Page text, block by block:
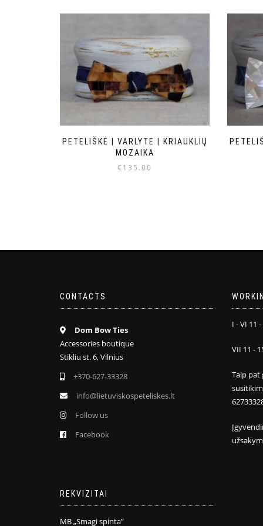
PETELIŠKĖ | VARLYTĖ | KRIAUKLIŲ
MOZAIKA
€135.00
CONTACTS
Dom Bow Ties
Accessories boutique
Stikliu st. 6, Vilnius
+370-627-33328
info@lietuviskospeteliskes.lt
Follow us
Facebook
REKVIZITAI
MB „Smagi spinta”
I - VI 11
VII 11 -
Taip pat